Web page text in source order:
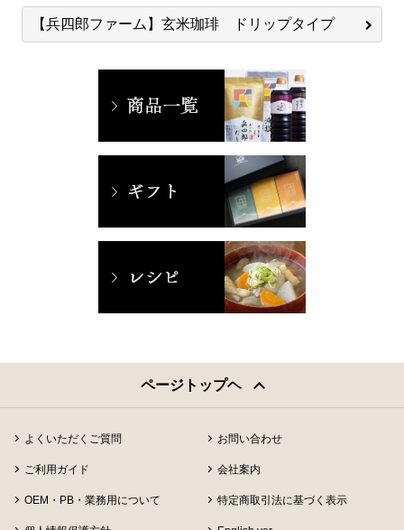
【兵四郎ファーム】玄米珈琲 ドリップタイプ
ページトップヘ
よくいただくご質問 お問い合わせ
ご利用ガイド 会社案内
OEM・PB・業務用について 特定商取引法に基づく表示